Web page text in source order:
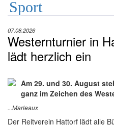
Sport
07.08.2026
Westernturnier in
lädt herzlich ein
Am 29. und 30. August
ganz im Zeichen des
...Marleaux
Der Reitverein Hattorf lädt alle